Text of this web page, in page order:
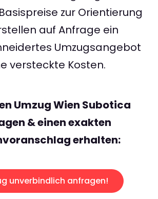
zur Orientierung
auf Anfrage ein
Umzugsangebot
versteckte Kosten.
Umzug Wien Subotica
& einen exakten
erhalten:
unverbindlich anfragen!